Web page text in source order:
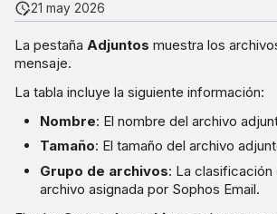
21 may 2026
La pestaña Adjuntos muestra los
mensaje.
La tabla incluye la siguiente información:
Nombre: El nombre del archivo
Tamaño: El tamaño del archivo
Grupo de archivos: La clasificación
archivo asignada por Sophos Email.